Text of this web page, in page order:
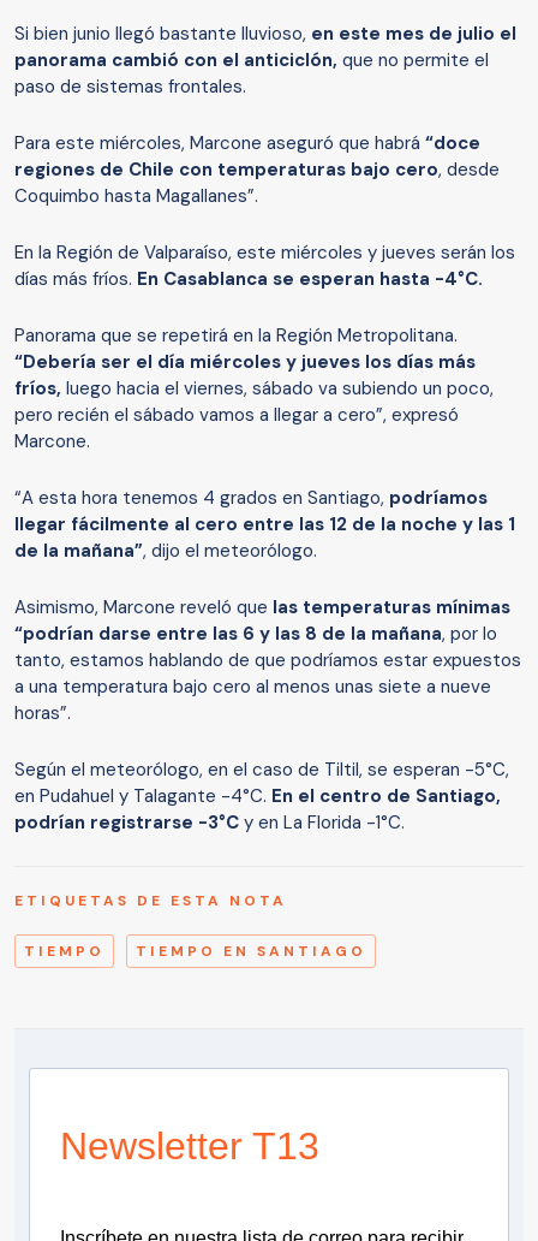
Si bien junio llegó bastante lluvioso, en este mes de julio el
panorama cambió con el anticiclón, que no permite el
paso de sistemas frontales.
Para este miércoles, Marcone aseguró que habrá “doce
regiones de Chile con temperaturas bajo cero, desde
Coquimbo hasta Magallanes”.
En la Región de Valparaíso, este miércoles y jueves serán los
días más fríos. En Casablanca se esperan hasta -4°C.
Panorama que se repetirá en la Región Metropolitana.
“Debería ser el día miércoles y jueves los días más
fríos, luego hacia el viernes, sábado va subiendo un poco,
pero recién el sábado vamos a llegar a cero”, expresó
Marcone.
“A esta hora tenemos 4 grados en Santiago, podríamos
llegar fácilmente al cero entre las 12 de la noche y las 1
de la mañana”, dijo el meteorólogo.
Asimismo, Marcone reveló que las temperaturas mínimas
“podrían darse entre las 6 y las 8 de la mañana, por lo
tanto, estamos hablando de que podríamos estar expuestos
a una temperatura bajo cero al menos unas siete a nueve
horas”.
Según el meteorólogo, en el caso de Tiltil, se esperan -5°C,
en Pudahuel y Talagante -4°C. En el centro de Santiago,
podrían registrarse -3°C y en La Florida -1°C.
ETIQUETAS DE ESTA NOTA
TIEMPO TIEMPO EN SANTIAGO
Newsletter T13